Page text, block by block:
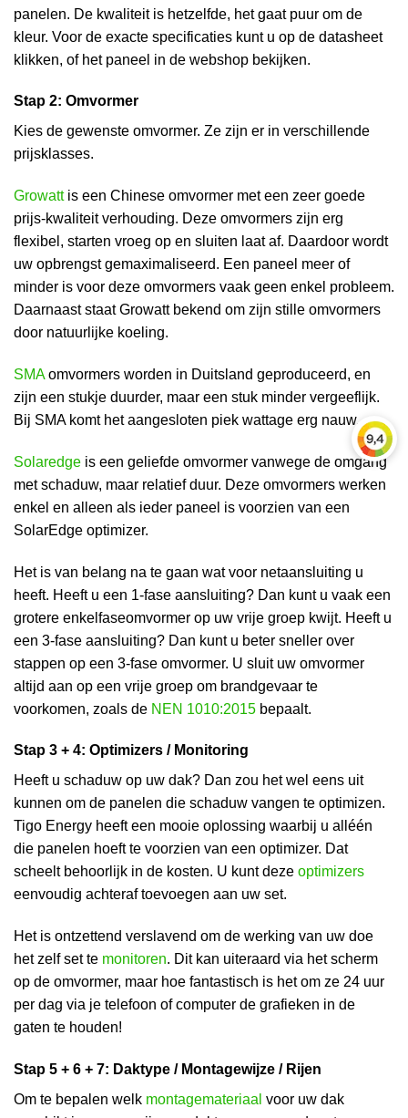
panelen. De kwaliteit is hetzelfde, het gaat puur om de
kleur. Voor de exacte specificaties kunt u op de datasheet
klikken, of het paneel in de webshop bekijken.
Stap 2: Omvormer
Kies de gewenste omvormer. Ze zijn er in verschillende
prijsklasses.
Growattis een Chinese omvormer met een zeer goede
prijs-kwaliteit verhouding. Deze omvormers zijn erg
flexibel, starten vroeg op en sluiten laat af. Daardoor wordt
uw opbrengst gemaximaliseerd. Een paneel meer of
minder is voor deze omvormers vaak geen enkel probleem.
Daarnaast staat Growatt bekend om zijn stille omvormers
door natuurlijke koeling.
SMAomvormers worden in Duitsland geproduceerd, en
zijn een stukje duurder, maar een stuk minder vergeeflijk.
Bij SMA komt het aangesloten piek wattage erg nauw.
Solaredge is een geliefde omvormer vanwege de omgang
met schaduw, maar relatief duur. Deze omvormers werken
enkel en alleen als ieder paneel is voorzien van een
SolarEdge optimizer.
Het is van belang na te gaan wat voor netaansluiting u
heeft. Heeft u een 1-fase aansluiting? Dan kunt u vaak een
grotere enkelfaseomvormer op uw vrije groep kwijt. Heeft u
een 3-fase aansluiting? Dan kunt u beter sneller over
stappen op een 3-fase omvormer. U sluit uw omvormer
altijd aan op een vrije groep om brandgevaar te
voorkomen, zoals de NEN 1010:2015 bepaalt.
Stap 3 + 4: Optimizers / Monitoring
Heeft u schaduw op uw dak? Dan zou het wel eens uit
kunnen om de panelen die schaduw vangen te optimizen.
Tigo Energy heeft een mooie oplossing waarbij u alléén
die panelen hoeft te voorzien van een optimizer. Dat
scheelt behoorlijk in de kosten. U kunt deze optimizers
eenvoudig achteraf toevoegen aan uw set.
Het is ontzettend verslavend om de werking van uw doe
het zelf set te monitoren. Dit kan uiteraard via het scherm
op de omvormer, maar hoe fantastisch is het om ze 24 uur
per dag via je telefoon of computer de grafieken in de
gaten te houden!
Stap 5 + 6 + 7: Daktype / Montagewijze / Rijen
Om te bepalen welk montagemateriaal voor uw dak